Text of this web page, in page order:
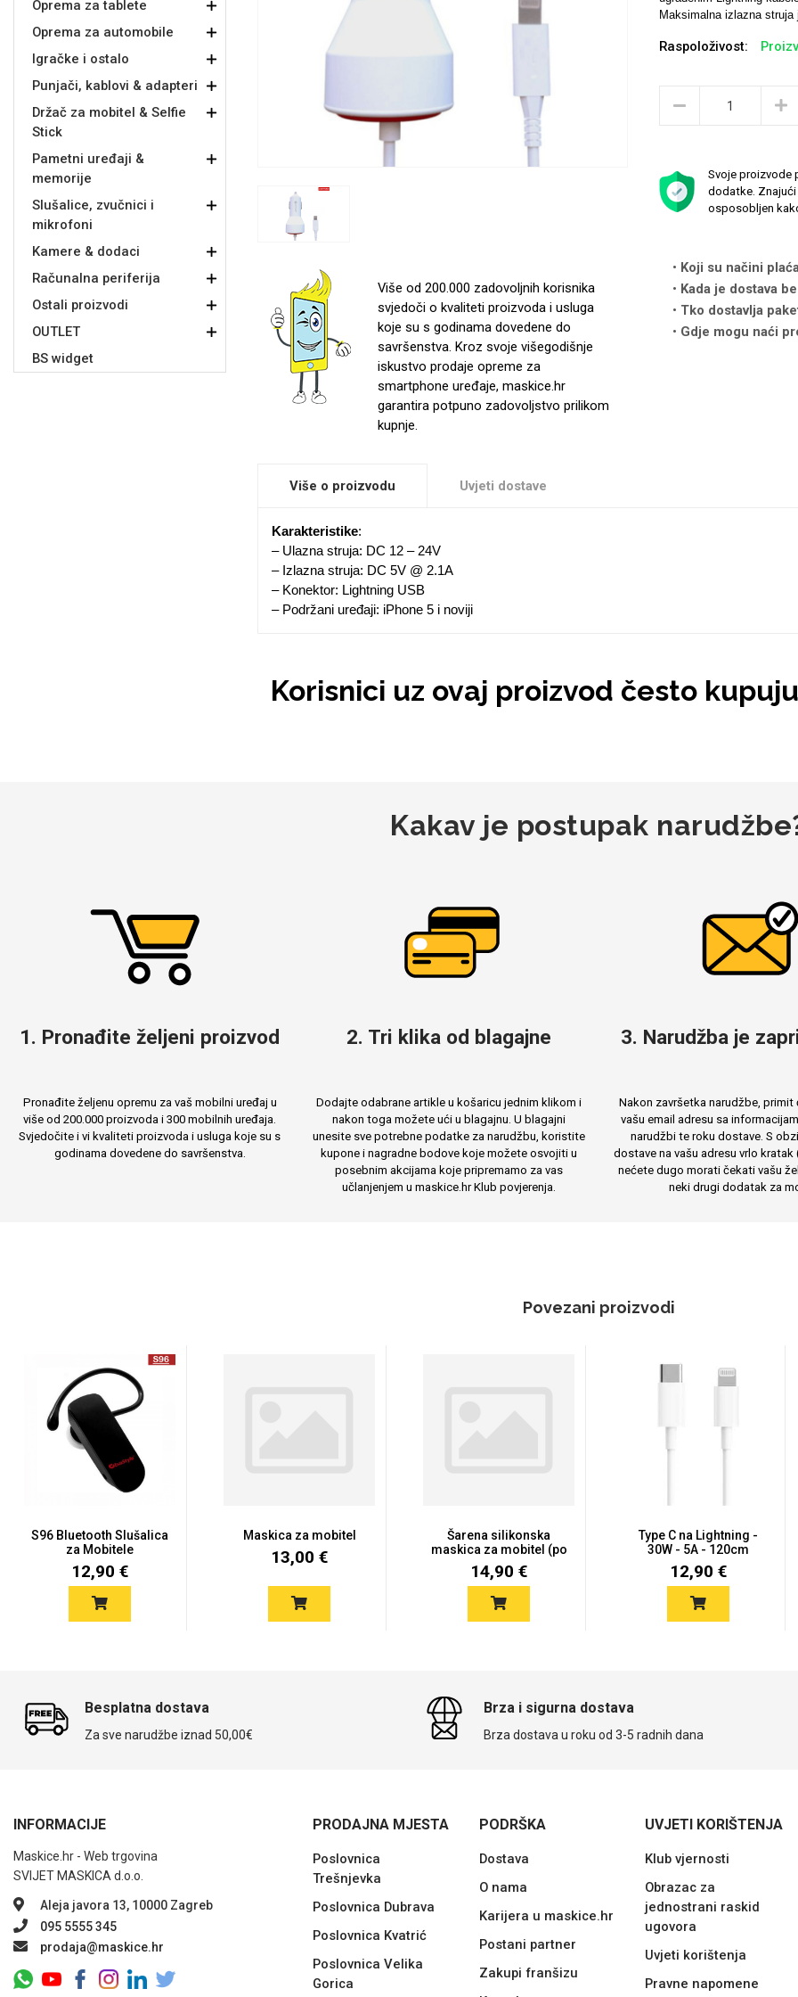
Oprema za tablete
Oprema za automobile
Igračke i ostalo
Punjači, kablovi & adapteri
Držač za mobitel & Selfie
Stick
Pametni uređaji &
memorije
Slušalice, zvučnici i
mikrofoni
Kamere & dodaci
Računalna periferija
Ostali proizvodi
OUTLET
BS widget
Više od 200.000 zadovoljnih korisnika
svjedoči o kvaliteti proizvoda i usluga
koje su s godinama dovedene do
savršenstva. Kroz svoje višegodišnje
iskustvo prodaje opreme za
smartphone uređaje, maskice.hr
garantira potpuno zadovoljstvo prilikom
kupnje.
Maksimalna izlazna
Raspoloživost:
Svoje proizvode
dodatke.
osposobljen
Koji su načini
Kada je dostava
Tko dostavlja
Gdje mogu naći
Više o proizvodu Uvjeti dostave
Karakteristike:
– Ulazna struja: DC 12 – 24V
– Izlazna struja: DC 5V @ 2.1A
– Konektor: Lightning USB
– Podržani uređaji: iPhone 5 i noviji
Korisnici uz ovaj proizvod često kupuju
Kakav je postupak
1. Pronađite željeni proizvod
Pronađite željenu opremu za vaš mobilni uređaj u
više od 200.000 proizvoda i 300 mobilnih uređaja.
Svjedočite i vi kvaliteti proizvoda i usluga koje su s
godinama dovedene do savršenstva.
2. Tri klika od blagajne
Dodajte odabrane artikle u košaricu jednim klikom i
nakon toga možete ući u blagajnu. U blagajni
unesite sve potrebne podatke za narudžbu, koristite
kupone i nagradne bodove koje možete osvojiti u
posebnim akcijama koje pripremamo za vas
učlanjenjem u maskice.hr Klub povjerenja.
3. Narudžba je
Nakon završetka narudžbe, primit
vašu email adresu sa
narudžbi te roku dostave. S
dostave na vašu adresu vrlo kratak
nećete dugo morati čekati vašu
neki drugi dodatak za
Povezani proizvodi
S96 Bluetooth Slušalica
za Mobitele
12,90 €
Maskica za mobitel
13,00 €
Šarena silikonska
maskica za mobitel (po
narud...
14,90 €
Type C na Lightning -
30W - 5A - 120cm
12,90 €
Besplatna dostava
Za sve narudžbe iznad 50,00€
Brza i sigurna dostava
Brza dostava u roku od 3-5 radnih dana
INFORMACIJE
Maskice.hr - Web trgovina
SVIJET MASKICA d.o.o.
Aleja javora 13, 10000 Zagreb
095 5555 345
prodaja@maskice.hr
PRODAJNA MJESTA
Poslovnica
Trešnjevka
Poslovnica Dubrava
Poslovnica Kvatrić
Poslovnica Velika
Gorica
PODRŠKA
Dostava
O nama
Karijera u maskice.hr
Postani partner
Zakupi franšizu
UVJETI KORIŠTENJA
Klub vjernosti
Obrazac za
jednostrani raskid
ugovora
Uvjeti korištenja
Pravne napomene
Šaljivi motivi
Croatos Najprodavanije - TOP 100
Unicorn kolekcija
Takeoff
Quotes Collection Cirkus
Monogrami
Za njega Za nju
Punjači za mobitel Spigen maskice
Univerzalno kaljeno staklo
Univerzalne futrole i
maskice
LCD Tablet
Držači za ruku
Ostali držači
HDMI kabel
AUX kablovi Adapteri za mobitel